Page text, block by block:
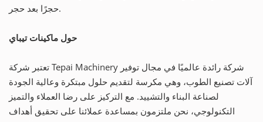
حجرًا بعد حجر.
حول ماكينات تيباي
تعتبر شركة Tepai Machinery شركة رائدة عالميًا في مجال توفير
آلات تصنيع الطوب، وهي مكرسة لتقديم حلول مبتكرة وعالية الجودة
لصناعة البناء والتشييد. مع التركيز على رضا العملاء والتميز
التكنولوجي، نحن ملتزمون بمساعدة عملائنا على تحقيق أهداف